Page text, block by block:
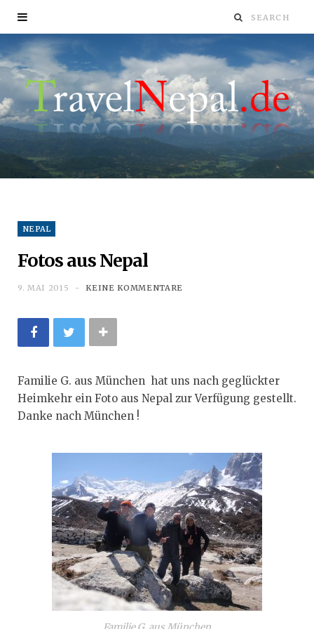
NEPAL
Fotos aus Nepal
9. MAI 2015 KEINE KOMMENTARE
Familie G. aus München hat uns nach geglückter
Heimkehr ein Foto aus Nepal zur Verfügung gestellt.
Danke nach München !